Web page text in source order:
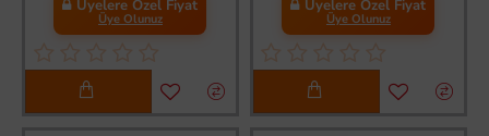
Üyelere Özel Fiyat
Üye Olunuz
Üyelere Özel Fiyat
Üye Olunuz